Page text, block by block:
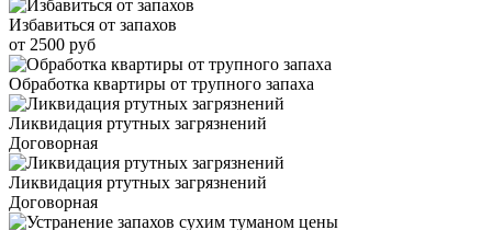
Избавиться от запахов
от 2500 руб
Обработка квартиры от трупного запаха
Ликвидация ртутных загрязнений
Договорная
Ликвидация ртутных загрязнений
Договорная